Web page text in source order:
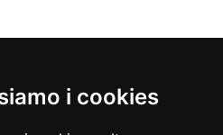
i cookies